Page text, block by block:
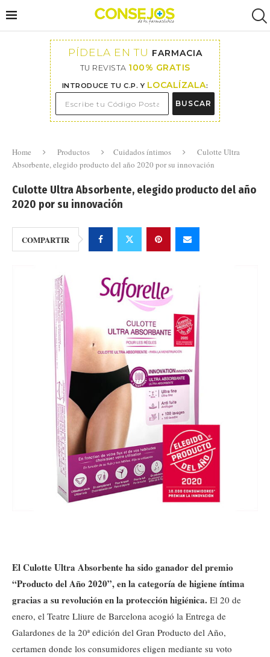
PÍDELA EN TU FARMACIA
TU REVISTA 100% GRATIS
INTRODUCE TU C.P. Y LOCALÍZALA:
BUSCAR
Home Productos Cuidados íntimos
Culotte Ultra
Absorbente, elegido producto del año 2020 por su innovación
Culotte Ultra Absorbente, elegido producto del año
2020 por su innovación
COMPARTIR
El Culotte Ultra Absorbente ha sido ganador del premio
“Producto del Año 2020”, en la categoría de higiene íntima
gracias a su revolución en la protección higiénica. El 20 de
enero, el Teatre Lliure de Barcelona acogió la Entrega de
Galardones de la 20ª edición del Gran Producto del Año,
certamen donde los consumidores eligen mediante su voto